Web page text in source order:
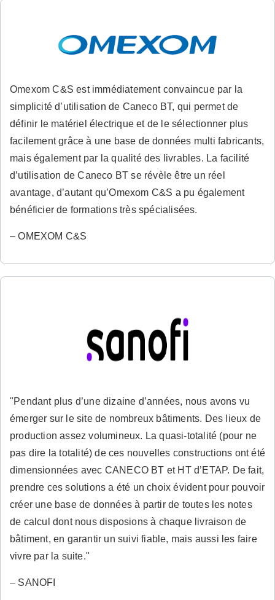
Omexom C&S est immédiatement convaincue par la
simplicité d’utilisation de Caneco BT, qui permet de
définir le matériel électrique et de le sélectionner plus
facilement grâce à une base de données multi fabricants,
mais également par la qualité des livrables. La facilité
d’utilisation de Caneco BT se révèle être un réel
avantage, d’autant qu’Omexom C&S a pu également
bénéficier de formations très spécialisées.
– OMEXOM C&S
"Pendant plus d’une dizaine d’années, nous avons vu
émerger sur le site de nombreux bâtiments. Des lieux de
production assez volumineux. La quasi-totalité (pour ne
pas dire la totalité) de ces nouvelles constructions ont été
dimensionnées avec CANECO BT et HT d’ETAP. De fait,
prendre ces solutions a été un choix évident pour pouvoir
créer une base de données à partir de toutes les notes
de calcul dont nous disposions à chaque livraison de
bâtiment, en garantir un suivi fiable, mais aussi les faire
vivre par la suite."
– SANOFI